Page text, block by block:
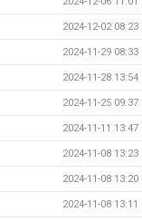
2024-12-02 08:23
2024-11-29 08:33
2024-11-28 13:54
2024-11-25 09:37
2024-11-11 13:47
2024-11-08 13:23
2024-11-08 13:20
2024-11-08 13:11